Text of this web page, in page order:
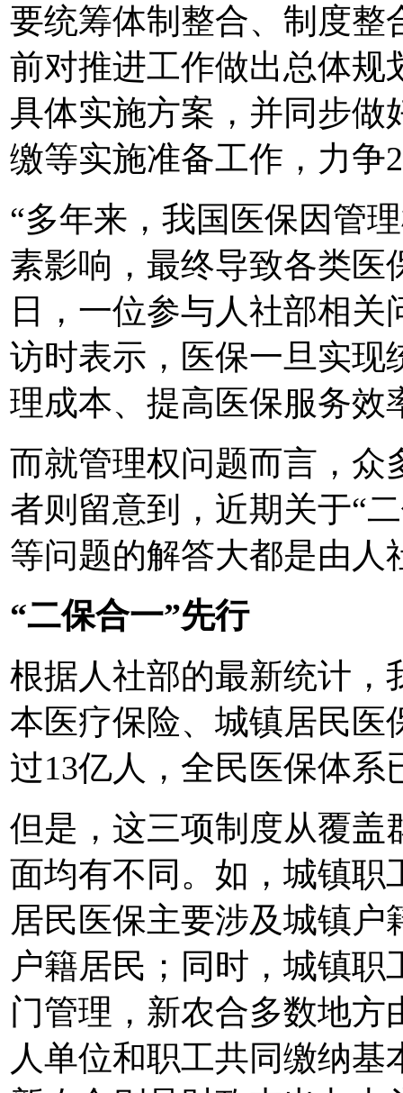
要统筹体制整合、制度整
前对推进工作做出总体规
具体实施方案，并同步做
缴等实施准备工作，力争
“多年来，我国医保因管
素影响，最终导致各类医
日，一位参与人社部相
访时表示，医保一旦实现
理成本、提高医保服务效
而就管理权问题而言，众
者则留意到，近期关于“
等问题的解答大都是由人
“二保合一”先行
根据人社部的最新统计，
本医疗保险、城镇居民医
过13亿人，全民医保体系
但是，这三项制度从覆盖
面均有不同。如，城镇职
居民医保主要涉及城镇
户籍居民；同时，城镇
门管理，新农合多数地
人单位和职工共同缴纳